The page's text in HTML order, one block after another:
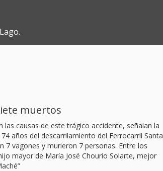
muertos
las causas de este trágico accidente, señalan la
años del descarrilamiento del Ferrocarril Santa
7 vagones y murieron 7 personas. Entre los
mayor de María José Chourio Solarte, mejor